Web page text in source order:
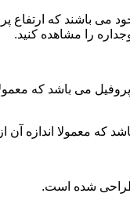
را مشاهده کنید.
۳ سانتیمتر تا ۱۶ سانتیمتر است.